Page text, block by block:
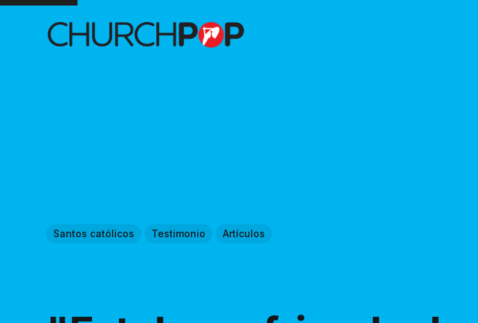
Santos católicos Testimonio Artículos